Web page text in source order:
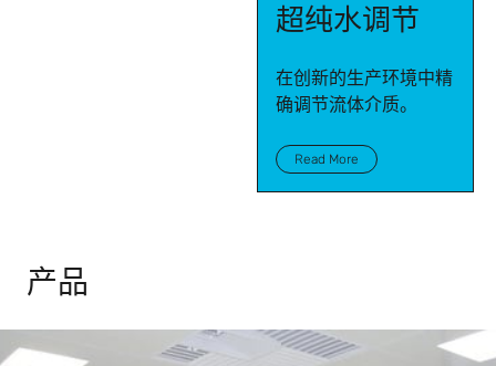
超纯水调节
在创新的生产环境中精
确调节流体介质。
Read More
产品